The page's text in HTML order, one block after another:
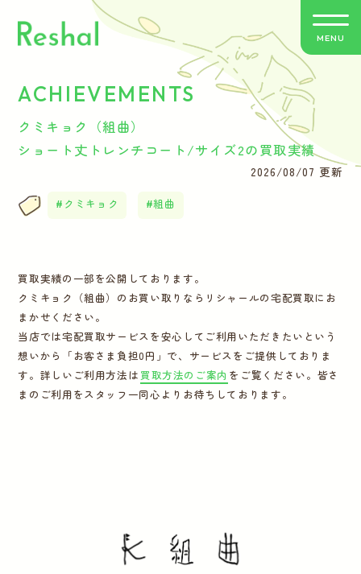
リシャールの特徴
お客さまの声
バイヤー紹介
運営会社
MENU
ACHIEVEMENTS
クミキョク（組曲）
ショート丈トレンチコート/サイズ2の買取実績
2026/08/07 更新
クミキョク 組曲
買取実績の一部を公開しております。
クミキョク（組曲）のお買い取りならリシャールの宅配買取にお
まかせください。
当店では宅配買取サービスを安心してご利用いただきたいという
想いから「お客さま負担0円」で、サービスをご提供しておりま
す。詳しいご利用方法は 買取方法のご案内 をご覧ください。皆さ
まのご利用をスタッフ一同心よりお待ちしております。